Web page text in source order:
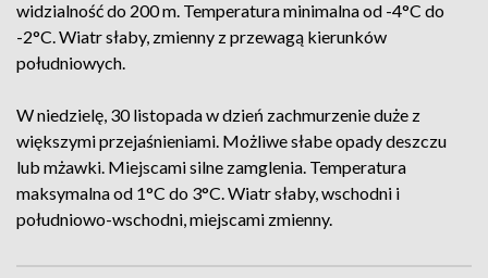
widzialność do 200 m. Temperatura minimalna od -4°C do
-2°C. Wiatr słaby, zmienny z przewagą kierunków
południowych.
W niedzielę, 30 listopada w dzień zachmurzenie duże z
większymi przejaśnieniami. Możliwe słabe opady deszczu
lub mżawki. Miejscami silne zamglenia. Temperatura
maksymalna od 1°C do 3°C. Wiatr słaby, wschodni i
południowo-wschodni, miejscami zmienny.